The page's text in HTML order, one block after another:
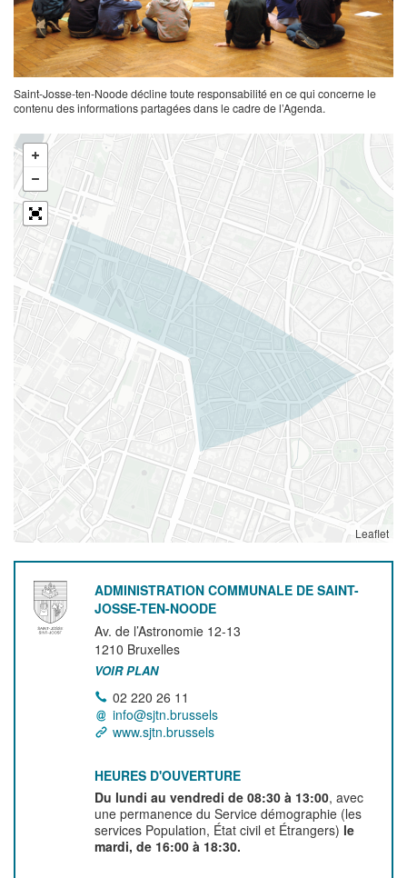
Saint-Josse-ten-Noode décline toute responsabilité en ce qui concerne le
contenu des informations partagées dans le cadre de l’Agenda.
Leaflet
ADMINISTRATION COMMUNALE DE SAINT-
JOSSE-TEN-NOODE
Av. de l’Astronomie 12-13
1210 Bruxelles
VOIR PLAN
02 220 26 11
info@sjtn.brussels
www.sjtn.brussels
HEURES D'OUVERTURE
Du lundi au vendredi de 08:30 à 13:00, avec
une permanence du Service démographie (les
services Population, État civil et Étrangers) le
mardi, de 16:00 à 18:30.